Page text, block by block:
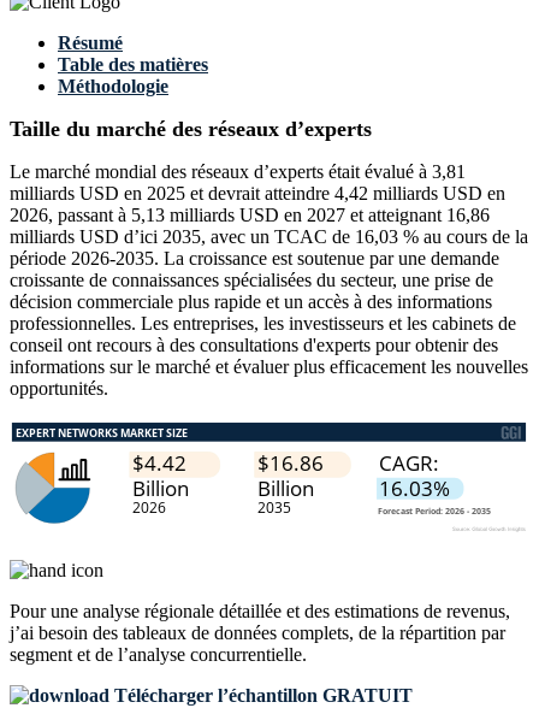
Résumé
Table des matières
Méthodologie
Taille du marché des réseaux d’experts
Le marché mondial des réseaux d’experts était évalué à 3,81
milliards USD en 2025 et devrait atteindre 4,42 milliards USD en
2026, passant à 5,13 milliards USD en 2027 et atteignant 16,86
milliards USD d’ici 2035, avec un TCAC de 16,03 % au cours de la
période 2026-2035. La croissance est soutenue par une demande
croissante de connaissances spécialisées du secteur, une prise de
décision commerciale plus rapide et un accès à des informations
professionnelles. Les entreprises, les investisseurs et les cabinets de
conseil ont recours à des consultations d'experts pour obtenir des
informations sur le marché et évaluer plus efficacement les nouvelles
opportunités.
Pour une analyse régionale détaillée et des estimations de revenus,
j’ai besoin des tableaux de données complets, de la répartition par
segment et de l’analyse concurrentielle.
Télécharger l’échantillon GRATUIT